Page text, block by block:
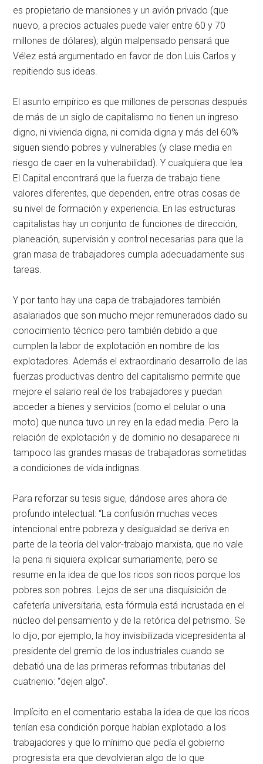
es propietario de mansiones y un avión privado (que
nuevo, a precios actuales puede valer entre 60 y 70
millones de dólares); algún malpensado pensará que
Vélez está argumentado en favor de don Luis Carlos y
repitiendo sus ideas.
El asunto empírico es que millones de personas después
de más de un siglo de capitalismo no tienen un ingreso
digno, ni vivienda digna, ni comida digna y más del 60%
siguen siendo pobres y vulnerables (y clase media en
riesgo de caer en la vulnerabilidad). Y cualquiera que lea
El Capital encontrará que la fuerza de trabajo tiene
valores diferentes, que dependen, entre otras cosas de
su nivel de formación y experiencia. En las estructuras
capitalistas hay un conjunto de funciones de dirección,
planeación, supervisión y control necesarias para que la
gran masa de trabajadores cumpla adecuadamente sus
tareas.
Y por tanto hay una capa de trabajadores también
asalariados que son mucho mejor remunerados dado su
conocimiento técnico pero también debido a que
cumplen la labor de explotación en nombre de los
explotadores. Además el extraordinario desarrollo de las
fuerzas productivas dentro del capitalismo permite que
mejore el salario real de los trabajadores y puedan
acceder a bienes y servicios (como el celular o una
moto) que nunca tuvo un rey en la edad media. Pero la
relación de explotación y de dominio no desaparece ni
tampoco las grandes masas de trabajadoras sometidas
a condiciones de vida indignas.
Para reforzar su tesis sigue, dándose aires ahora de
profundo intelectual: “La confusión muchas veces
intencional entre pobreza y desigualdad se deriva en
parte de la teoría del valor-trabajo marxista, que no vale
la pena ni siquiera explicar sumariamente, pero se
resume en la idea de que los ricos son ricos porque los
pobres son pobres. Lejos de ser una disquisición de
cafetería universitaria, esta fórmula está incrustada en el
núcleo del pensamiento y de la retórica del petrismo. Se
lo dijo, por ejemplo, la hoy invisibilizada vicepresidenta al
presidente del gremio de los industriales cuando se
debatió una de las primeras reformas tributarias del
cuatrienio: “dejen algo”.
Implícito en el comentario estaba la idea de que los ricos
tenían esa condición porque habían explotado a los
trabajadores y que lo mínimo que pedía el gobierno
progresista era que devolvieran algo de lo que